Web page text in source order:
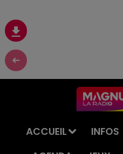
ACCUEIL INFOS